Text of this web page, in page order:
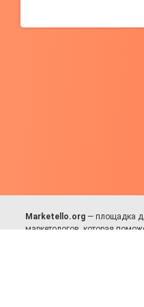
Marketello.org — площадка
маркетологов, которая